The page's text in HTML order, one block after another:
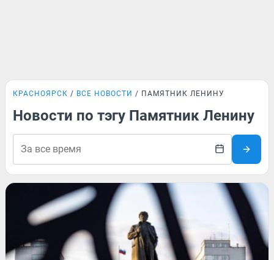
КРАСНОЯРСК ВСЕ НОВОСТИ ПАМЯТНИК ЛЕНИНУ
Новости по тэгу Памятник Ленину